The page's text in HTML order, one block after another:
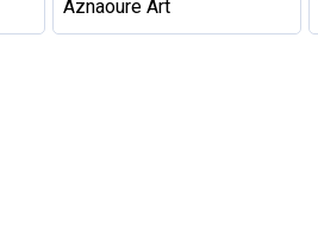
Aznaoure Art